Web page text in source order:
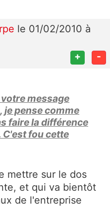
le 01/02/2010 à
+ -
message
je pense comme
faire la différence
C'est fou cette
mettre sur le dos
et qui va bientôt
de l'entreprise